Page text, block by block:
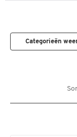
Categorieën